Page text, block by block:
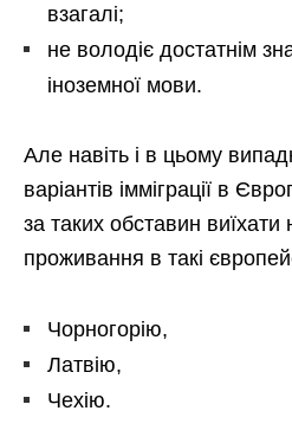
взагалі;
не володіє достатнім
іноземної мови.
Але навіть і в цьому
варіантів імміграції в
за таких обставин виїхати
проживання в такі
Чорногорію,
Латвію,
Чехію.